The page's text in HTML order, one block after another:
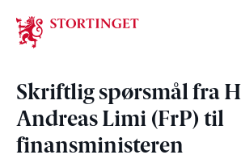
Stortinget.no
Skriftlig spørsmål fra
Andreas Limi (FrP) til
finansministeren